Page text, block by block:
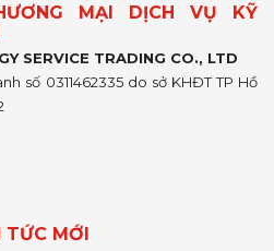
MẠI DỊCH VỤ KỸ
SERVICE TRADING CO., LTD
số 0311462335 do sở KHĐT TP Hồ
TỨC MỚI